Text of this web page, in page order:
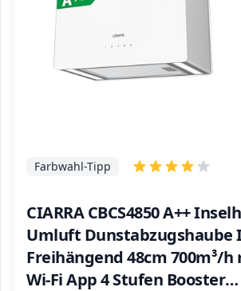
CIARRA CBCS4850 A++
Umluft Dunstabzugshaube
Freihängend 48cm 700m³/
Wi-Fi App 4 Stufen Booster
Farbwahl-Tipp